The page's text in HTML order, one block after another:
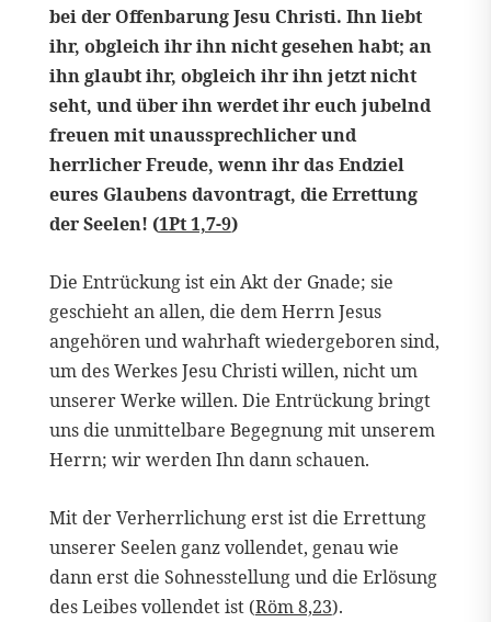
bei der Offenbarung Jesu Christi. Ihn liebt
ihr, obgleich ihr ihn nicht gesehen habt; an
ihn glaubt ihr, obgleich ihr ihn jetzt nicht
seht, und über ihn werdet ihr euch jubelnd
freuen mit unaussprechlicher und
herrlicher Freude, wenn ihr das Endziel
eures Glaubens davontragt, die Errettung
der Seelen! (1Pt 1,7-9)
Die Entrückung ist ein Akt der Gnade; sie
geschieht an allen, die dem Herrn Jesus
angehören und wahrhaft wiedergeboren sind,
um des Werkes Jesu Christi willen, nicht um
unserer Werke willen. Die Entrückung bringt
uns die unmittelbare Begegnung mit unserem
Herrn; wir werden Ihn dann schauen.
Mit der Verherrlichung erst ist die Errettung
unserer Seelen ganz vollendet, genau wie
dann erst die Sohnesstellung und die Erlösung
des Leibes vollendet ist (Röm 8,23).